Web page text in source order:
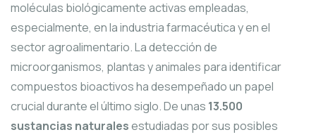
moléculas biológicamente activas empleadas,
especialmente, en la industria farmacéutica y en el
sector agroalimentario. La detección de
microorganismos, plantas y animales para identificar
compuestos bioactivos ha desempeñado un papel
crucial durante el último siglo. De unas 13.500
sustancias naturalesestudiadas por sus posibles